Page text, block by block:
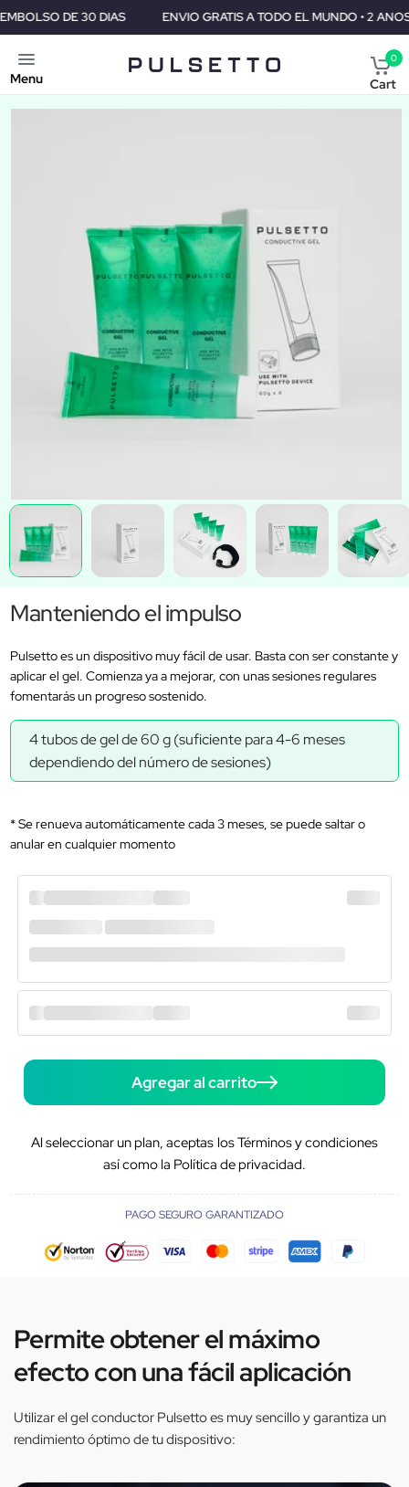
ENVIO GRATIS A TODO EL MUNDO • 2 ANOS DE GARANTIA •
Menu
0
Cart
Manteniendo el impulso
Pulsetto es un dispositivo muy fácil de usar. Basta con ser constante y
aplicar el gel. Comienza ya a mejorar, con unas sesiones regulares
fomentarás un progreso sostenido.
4 tubos de gel de 60 g (suficiente para 4-6 meses
dependiendo del número de sesiones)
* Se renueva automáticamente cada 3 meses, se puede saltar o
anular en cualquier momento
Agregar al carrito
Al seleccionar un plan, aceptas los Términos y condiciones
así como la Política de privacidad.
PAGO SEGURO GARANTIZADO
Permite obtener el máximo
efecto con una fácil aplicación
Utilizar el gel conductor Pulsetto es muy sencillo y garantiza un
rendimiento óptimo de tu dispositivo: